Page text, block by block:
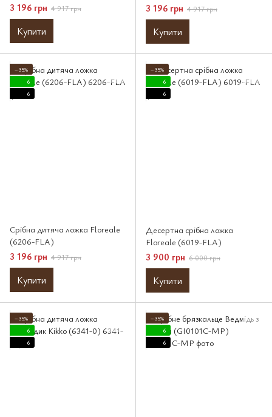
3 196 грн 4 917 грн
Купити
3 196 грн 4 917 грн
Купити
−35%
6
6
Срібна дитяча ложка Floreale
(6206-FLA)
3 196 грн 4 917 грн
Купити
−35%
6
6
Десертна срібна ложка
Floreale (6019-FLA)
3 900 грн 6 000 грн
Купити
−35%
6
6
−35%
6
6